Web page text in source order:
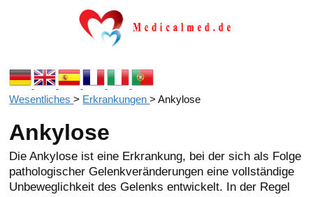
Wesentliches> Erkrankungen>Ankylose
Ankylose
Die Ankylose ist eine Erkrankung, bei der sich als Folge
pathologischer Gelenkveränderungen eine vollständige
Unbeweglichkeit des Gelenks entwickelt. In der Regel